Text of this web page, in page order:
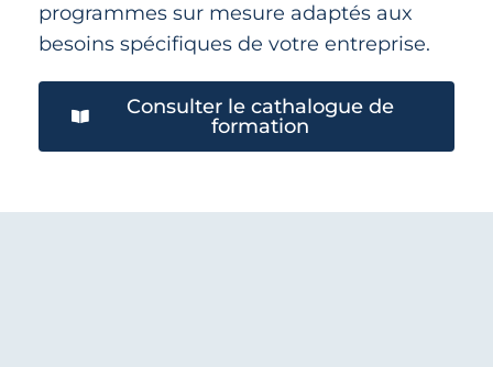
programmes sur mesure adaptés aux
besoins spécifiques de votre entreprise.
Consulter le cathalogue de
formation